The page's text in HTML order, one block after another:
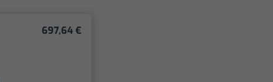
697,64 €